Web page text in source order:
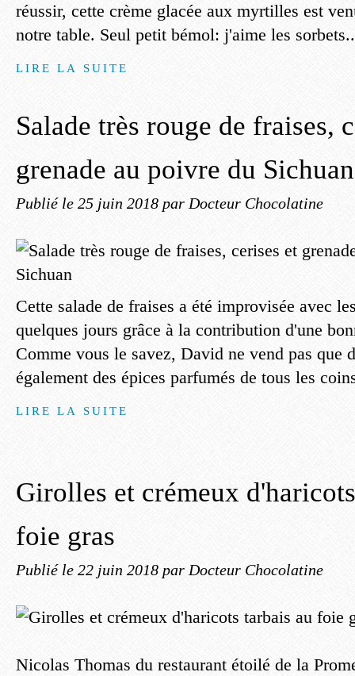
réussir, cette crème glacée aux myrtilles est
notre table. Seul petit bémol: j'aime les
LIRE LA SUITE
Salade très rouge de fraises,
grenade au poivre du Sichuan
Publié le 25 juin 2018 par Docteur Chocolatine
Cette salade de fraises a été improvisée avec
quelques jours grâce à la contribution d'une
Comme vous le savez, David ne vend pas que
également des épices parfumés de tous les
LIRE LA SUITE
Girolles et crémeux
foie gras
Publié le 22 juin 2018 par Docteur Chocolatine
Nicolas Thomas du restaurant étoilé de la